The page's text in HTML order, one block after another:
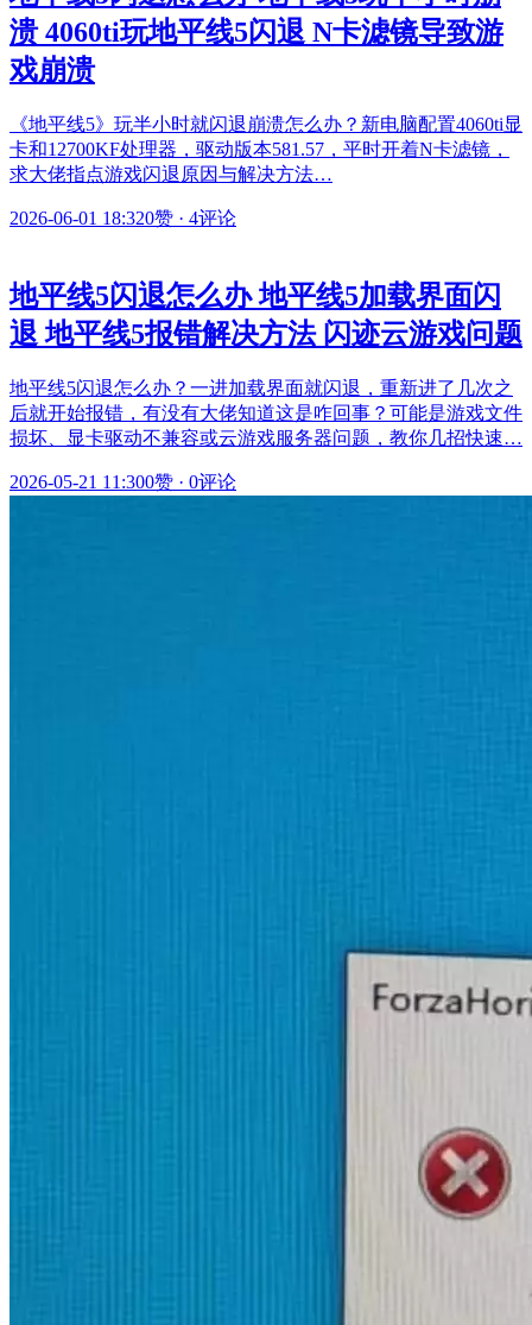
溃 4060ti玩地平线5闪退 N卡滤镜导致游
戏崩溃
《地平线5》玩半小时就闪退崩溃怎么办？新电脑配置4060ti显
卡和12700KF处理器，驱动版本581.57，平时开着N卡滤镜，
求大佬指点游戏闪退原因与解决方法…
2026-06-01 18:320赞 · 4评论
地平线5闪退怎么办 地平线5加载界面闪
退 地平线5报错解决方法 闪迹云游戏问题
地平线5闪退怎么办？一进加载界面就闪退，重新进了几次之
后就开始报错，有没有大佬知道这是咋回事？可能是游戏文件
损坏、显卡驱动不兼容或云游戏服务器问题，教你几招快速…
2026-05-21 11:300赞 · 0评论